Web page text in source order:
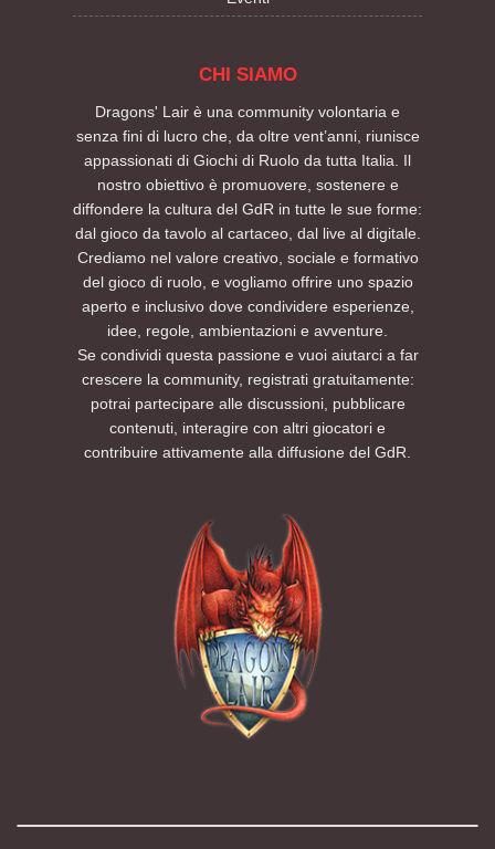
CHI SIAMO
Dragons' Lair è una community volontaria e
senza fini di lucro che, da oltre vent’anni, riunisce
appassionati di Giochi di Ruolo da tutta Italia. Il
nostro obiettivo è promuovere, sostenere e
diffondere la cultura del GdR in tutte le sue forme:
dal gioco da tavolo al cartaceo, dal live al digitale.
Crediamo nel valore creativo, sociale e formativo
del gioco di ruolo, e vogliamo offrire uno spazio
aperto e inclusivo dove condividere esperienze,
idee, regole, ambientazioni e avventure.
Se condividi questa passione e vuoi aiutarci a far
crescere la community, registrati gratuitamente:
potrai partecipare alle discussioni, pubblicare
contenuti, interagire con altri giocatori e
contribuire attivamente alla diffusione del GdR.